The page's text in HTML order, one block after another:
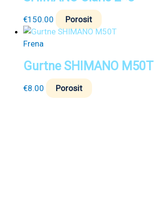
€150.00 Porosit
Frena
Gurtne SHIMANO M50T
€8.00 Porosit